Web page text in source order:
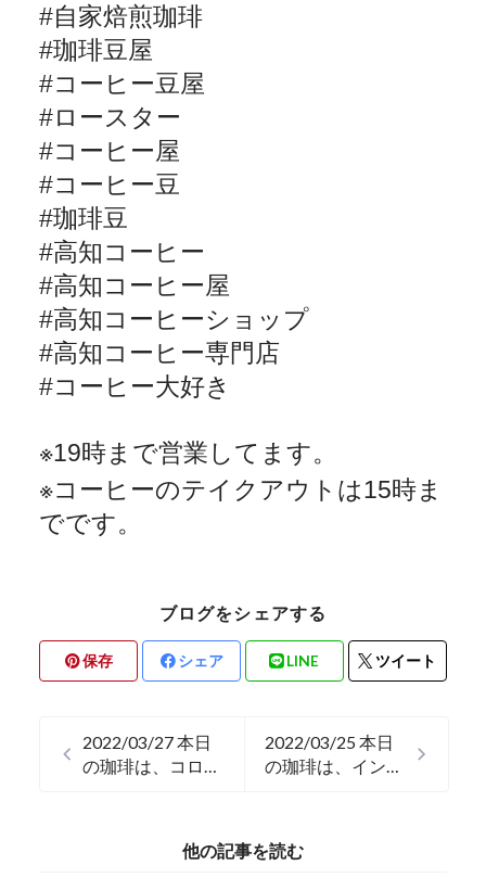
#自家焙煎珈琲
#珈琲豆屋
#コーヒー豆屋
#ロースター
#コーヒー屋
#コーヒー豆
#珈琲豆
#高知コーヒー
#高知コーヒー屋
#高知コーヒーショップ
#高知コーヒー専門店
#コーヒー大好き
※19時まで営業してます。
※コーヒーのテイクアウトは15時ま
でです。
ブログをシェアする
保存 シェア LINE ツイート
2022/03/27 本日
の珈琲は、コロン
2022/03/25 本日
の珈琲は、インド
です。
他の記事を読む